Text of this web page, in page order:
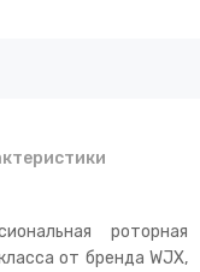
роторная
от бренда WJX,